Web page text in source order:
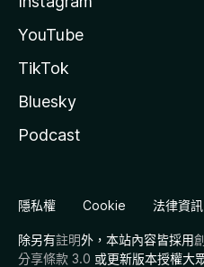
YouTube
TikTok
Bluesky
Podcast
隱私權 Cookie 法律資訊
除另有註明外，本站內容皆採用
分享條款 3.0 或更新版本授權大